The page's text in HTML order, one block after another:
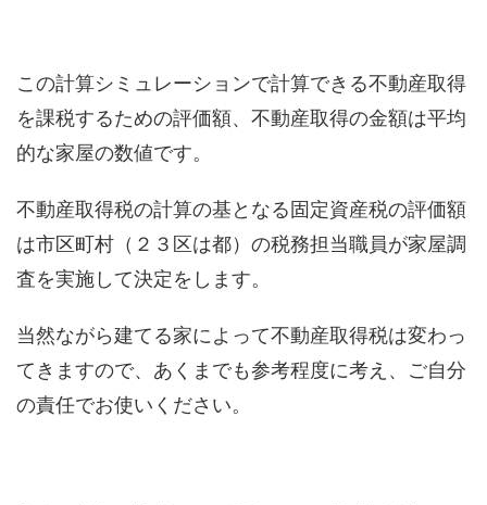
この計算シミュレーションで計算できる不動産取得
を課税するための評価額、不動産取得の金額は平均
的な家屋の数値です。
不動産取得税の計算の基となる固定資産税の評価額
は市区町村（２３区は都）の税務担当職員が家屋調
査を実施して決定をします。
当然ながら建てる家によって不動産取得税は変わっ
てきますので、あくまでも参考程度に考え、ご自分
の責任でお使いください。